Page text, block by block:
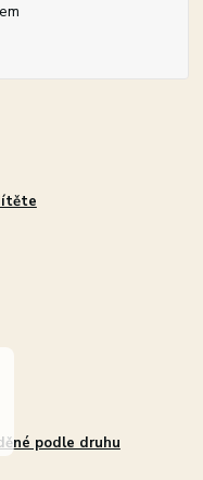
podle druhu